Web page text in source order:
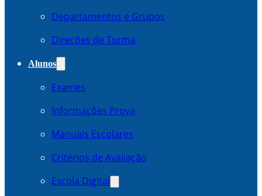
Departamentos e Grupos
Direcões de Turma
Alunos
Exames
Informações Prova
Manuais Escolares
Critérios de Avaliação
Escola Digital